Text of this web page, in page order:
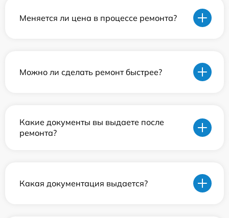
Меняется ли цена в процессе ремонта?
Можно ли сделать ремонт быстрее?
Какие документы вы выдаете после
ремонта?
Какая документация выдается?